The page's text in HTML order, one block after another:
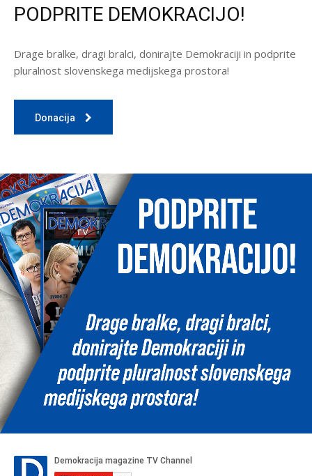
PODPRITE DEMOKRACIJO!
Drage bralke, dragi bralci, donirajte Demokraciji in podprite
pluralnost slovenskega medijskega prostora!
Donacija